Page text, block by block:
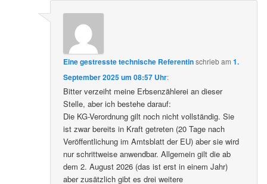
Eine gestresste technische Referentinschriebam1.
September 2025 um 08:57 Uhr:
Bitter verzeiht meine Erbsenzählerei an dieser
Stelle, aber ich bestehe darauf:
Die KG-Verordnung gilt noch nicht vollständig. Sie
ist zwar bereits in Kraft getreten (20 Tage nach
Veröffentlichung im Amtsblatt der EU) aber sie wird
nur schrittweise anwendbar. Allgemein gilt die ab
dem 2. August 2026 (das ist erst in einem Jahr)
aber zusätzlich gibt es drei weitere